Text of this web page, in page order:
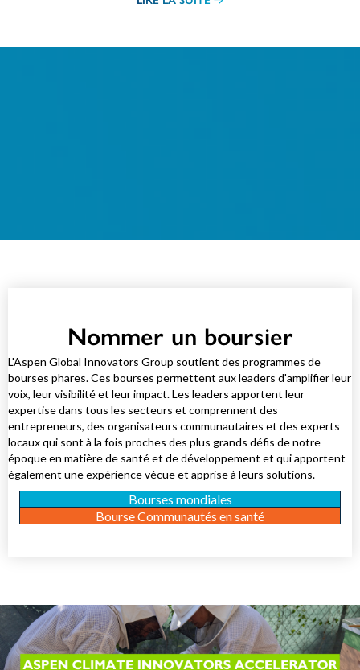
Nommer un boursier
L'Aspen Global Innovators Group soutient des programmes de
bourses phares. Ces bourses permettent aux leaders d'amplifier leur
voix, leur visibilité et leur impact. Les leaders apportent leur
expertise dans tous les secteurs et comprennent des
entrepreneurs, des organisateurs communautaires et des experts
locaux qui sont à la fois proches des plus grands défis de notre
époque en matière de santé et de développement et qui apportent
également une expérience vécue et apprise à leurs solutions.
Bourses mondiales
Bourse Communautés en santé